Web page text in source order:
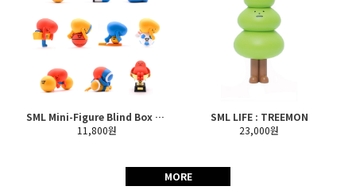
SML Mini-Figure Blind Box SE : SPORT SERIES
11,800원
SML LIFE : TREEMON
23,000원
MORE